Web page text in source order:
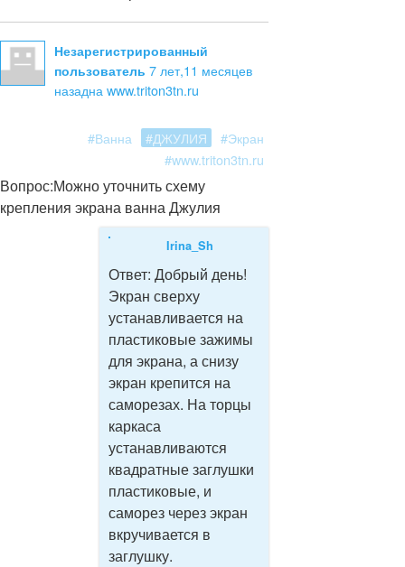
Незарегистрированный
пользователь 7 лет,11 месяцев
назадна www.triton3tn.ru
#Ванна #ДЖУЛИЯ
#Экран
#www.triton3tn.ru
Вопрос:Можно уточнить схему
крепления экрана ванна Джулия
Irina_Sh
Ответ: Добрый день!
Экран сверху
устанавливается на
пластиковые зажимы
для экрана, а снизу
экран крепится на
саморезах. На торцы
каркаса
устанавливаются
квадратные заглушки
пластиковые, и
саморез через экран
вкручивается в
заглушку.